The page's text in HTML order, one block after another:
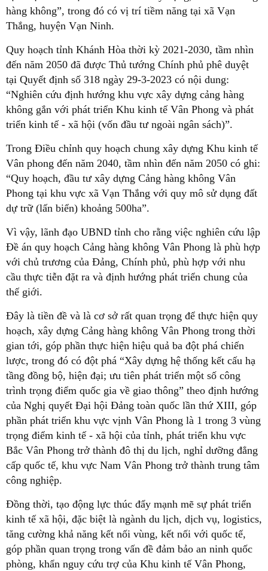
hàng không”, trong đó có vị trí tiềm năng tại xã Vạn
Thắng, huyện Vạn Ninh.
Quy hoạch tỉnh Khánh Hòa thời kỳ 2021-2030, tầm nhìn
đến năm 2050 đã được Thủ tướng Chính phủ phê duyệt
tại Quyết định số 318 ngày 29-3-2023 có nội dung:
“Nghiên cứu định hướng khu vực xây dựng cảng hàng
không gắn với phát triển Khu kinh tế Vân Phong và phát
triển kinh tế - xã hội (vốn đầu tư ngoài ngân sách)”.
Trong Điều chỉnh quy hoạch chung xây dựng Khu kinh tế
Vân phong đến năm 2040, tầm nhìn đến năm 2050 có ghi:
“Quy hoạch, đầu tư xây dựng Cảng hàng không Vân
Phong tại khu vực xã Vạn Thắng với quy mô sử dụng đất
dự trữ (lấn biển) khoảng 500ha”.
Vì vậy, lãnh đạo UBND tỉnh cho rằng việc nghiên cứu lập
Đề án quy hoạch Cảng hàng không Vân Phong là phù hợp
với chủ trương của Đảng, Chính phủ, phù hợp với nhu
cầu thực tiễn đặt ra và định hướng phát triển chung của
thế giới.
Đây là tiền đề và là cơ sở rất quan trọng để thực hiện quy
hoạch, xây dựng Cảng hàng không Vân Phong trong thời
gian tới, góp phần thực hiện hiệu quả ba đột phá chiến
lược, trong đó có đột phá “Xây dựng hệ thống kết cấu hạ
tầng đồng bộ, hiện đại; ưu tiên phát triển một số công
trình trọng điểm quốc gia về giao thông” theo định hướng
của Nghị quyết Đại hội Đảng toàn quốc lần thứ XIII, góp
phần phát triển khu vực vịnh Vân Phong là 1 trong 3 vùng
trọng điểm kinh tế - xã hội của tỉnh, phát triển khu vực
Bắc Vân Phong trở thành đô thị du lịch, nghỉ dưỡng đẳng
cấp quốc tế, khu vực Nam Vân Phong trở thành trung tâm
công nghiệp.
Đồng thời, tạo động lực thúc đẩy mạnh mẽ sự phát triển
kinh tế xã hội, đặc biệt là ngành du lịch, dịch vụ, logistics,
tăng cường khả năng kết nối vùng, kết nối với quốc tế,
góp phần quan trọng trong vấn đề đảm bảo an ninh quốc
phòng, khẩn nguy cứu trợ của Khu kinh tế Vân Phong,